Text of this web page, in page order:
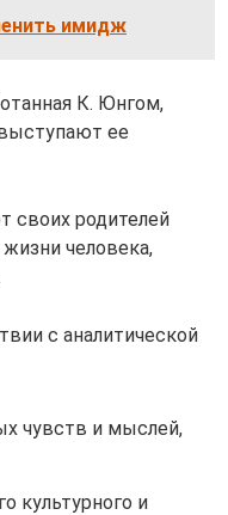
имидж
К. Юнгом,
ее
своих родителей
человека,
с аналитической
чувств и мыслей,
культурного и